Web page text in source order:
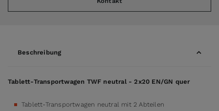
Beschreibung
Tablett-Transportwagen TWF neutral - 2x20 EN/GN quer
Tablett-Transportwagen neutral mit 2 Abteilen